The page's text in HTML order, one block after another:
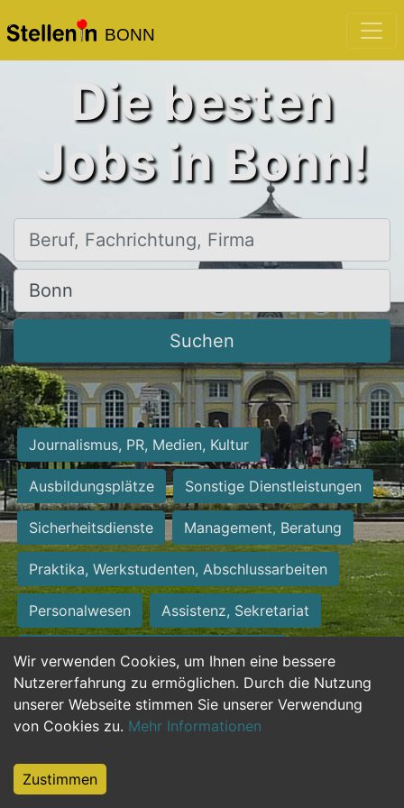
BONN
Wir verwenden Cookies, um Ihnen eine bessere
Nutzererfahrung zu ermöglichen. Durch die Nutzung
unserer Webseite stimmen Sie unserer Verwendung
von Cookies zu. Mehr Informationen
Zustimmen
Die besten
Jobs in Bonn!
Beruf, Fachrichtung, Firma
Ort, Stadt
Suchen
Journalismus, PR, Medien, Kultur
Ausbildungsplätze Sonstige Dienstleistungen
Sicherheitsdienste Management, Beratung
Praktika, Werkstudenten, Abschlussarbeiten
Personalwesen Assistenz, Sekretariat
Hilfskräfte, Aushilfs- und Nebenjobs
Einkauf, Logistik, Materialwirtschaft
Weiterbildung, Studium, duale Ausbildung
Tourismus